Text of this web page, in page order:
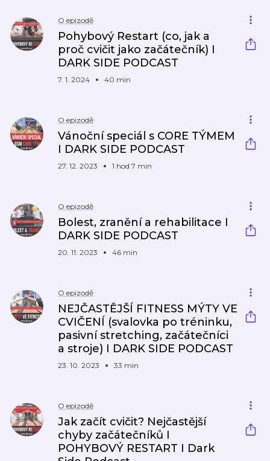
O epizodě
Pohybový Restart (co, jak a
proč cvičit jako začátečník) I
DARK SIDE PODCAST
7. 1. 2024 40 min
O epizodě
Vánoční speciál s CORE TÝMEM
I DARK SIDE PODCAST
27. 12. 2023 1 hod 7 min
O epizodě
Bolest, zranění a rehabilitace I
DARK SIDE PODCAST
20. 11. 2023 46 min
O epizodě
NEJČASTĚJŠÍ FITNESS MÝTY VE
CVIČENÍ (svalovka po tréninku,
pasivní stretching, začátečníci
a stroje) I DARK SIDE PODCAST
23. 10. 2023 33 min
O epizodě
Jak začít cvičit? Nejčastější
chyby začátečníků I
POHYBOVÝ RESTART I Dark